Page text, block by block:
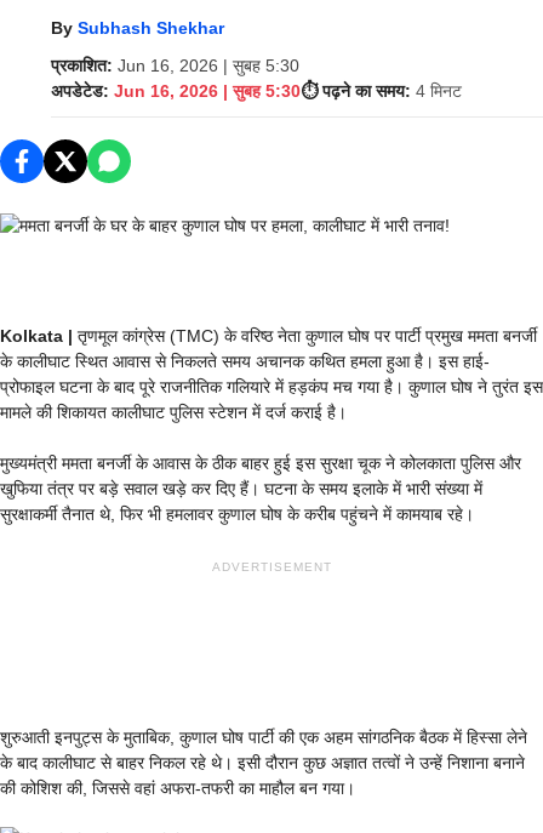
By Subhash Shekhar
प्रकाशित: Jun 16, 2026 | सुबह 5:30
अपडेटेड: Jun 16, 2026 | सुबह 5:30⏱️ पढ़ने का समय: 4 मिनट
Kolkata | तृणमूल कांग्रेस (TMC) के वरिष्ठ नेता कुणाल घोष पर पार्टी प्रमुख ममता बनर्जी
के कालीघाट स्थित आवास से निकलते समय अचानक कथित हमला हुआ है। इस हाई-
प्रोफाइल घटना के बाद पूरे राजनीतिक गलियारे में हड़कंप मच गया है। कुणाल घोष ने तुरंत इस
मामले की शिकायत कालीघाट पुलिस स्टेशन में दर्ज कराई है।
मुख्यमंत्री ममता बनर्जी के आवास के ठीक बाहर हुई इस सुरक्षा चूक ने कोलकाता पुलिस और
खुफिया तंत्र पर बड़े सवाल खड़े कर दिए हैं। घटना के समय इलाके में भारी संख्या में
सुरक्षाकर्मी तैनात थे, फिर भी हमलावर कुणाल घोष के करीब पहुंचने में कामयाब रहे।
ADVERTISEMENT
शुरुआती इनपुट्स के मुताबिक, कुणाल घोष पार्टी की एक अहम सांगठनिक बैठक में हिस्सा लेने
के बाद कालीघाट से बाहर निकल रहे थे। इसी दौरान कुछ अज्ञात तत्वों ने उन्हें निशाना बनाने
की कोशिश की, जिससे वहां अफरा-तफरी का माहौल बन गया।